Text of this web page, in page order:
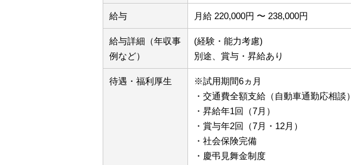
給与 月給 220,000円 〜 238,000円
給与詳細（年収事
例など）
(経験・能力考慮)
別途、賞与・昇給あり
待遇・福利厚生
※試用期間6ヵ月
・交通費全額支給（自動車通勤応相談）
・昇給年1回（7月）
・賞与年2回（7月・12月）
・社会保険完備
・慶弔見舞金制度